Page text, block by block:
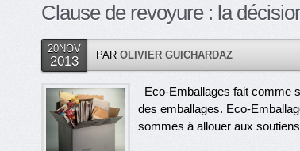
Clause de revoyure : la
20NOV
2013 PAR OLIVIER GUICHARDAZ
Eco-Emballages fait comme
des emballages. Eco-
sommes à allouer aux